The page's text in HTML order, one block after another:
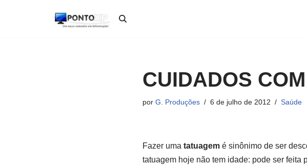
CUIDADOS
por G. Produções 6 de julho de 2012 Saúde
Fazer uma tatuagemé sinônimo de ser
tatuagem hoje não tem idade: pode ser feita